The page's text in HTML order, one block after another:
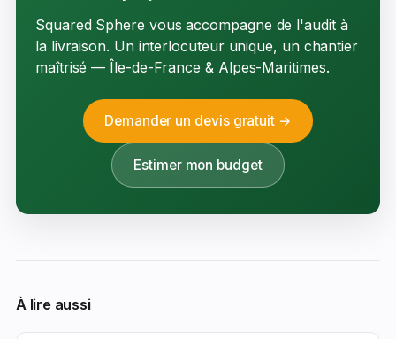
Squared Sphere vous accompagne de l'audit à
la livraison. Un interlocuteur unique, un chantier
maîtrisé — Île-de-France & Alpes-Maritimes.
Demander un devis gratuit →
Estimer mon budget
À lire aussi